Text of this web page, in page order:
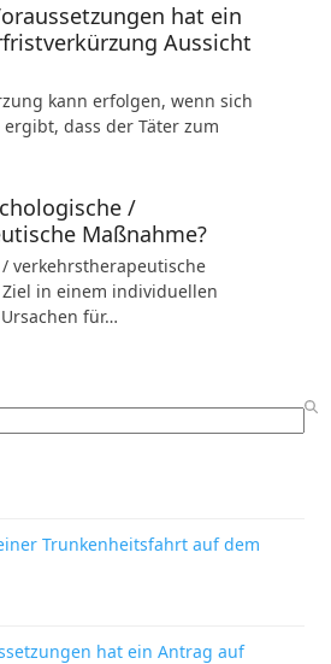
hat ein
Aussicht
kann erfolgen, wenn sich
dass der Täter zum
/
Maßnahme?
verkehrstherapeutische
in einem individuellen
für…
Trunkenheitsfahrt auf dem
hat ein Antrag auf